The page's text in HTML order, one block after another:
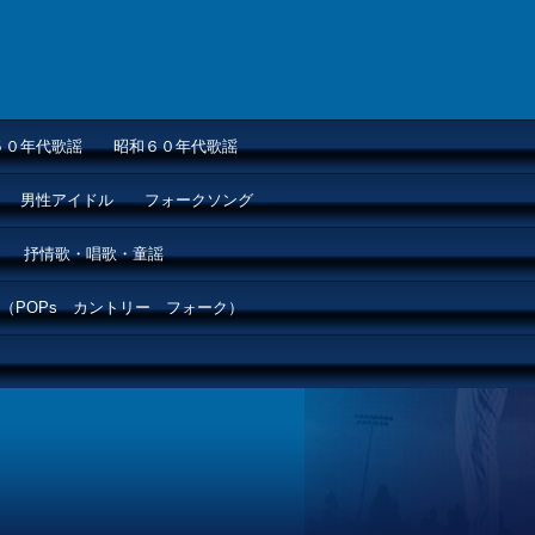
０年代歌謡 昭和６０年代歌謡
男性アイドル フォークソング
抒情歌・唱歌・童謡
POPs カントリー フォーク）